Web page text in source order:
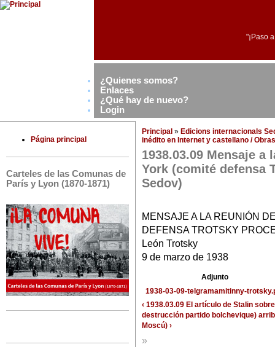
"¡Paso
¿Quienes somos?
Enlaces
¿Qué hay de nuevo?
Login
Página principal
Carteles de las Comunas de
París y Lyon (1870-1871)
Principal » Edicions internacionals
inédito en Internet y castellano /
1938.03.09 Mensaje a
York (comité defensa
Sedov)
MENSAJE A LA REUNIÓN
DEFENSA TROTSKY
León Trotsky
9 de marzo de 1938
Adjunto
1938-03-09-telgramamitinny-
‹ 1938.03.09 El artículo de Stalin
destrucción partido bolchevique)
Moscú) ›
»